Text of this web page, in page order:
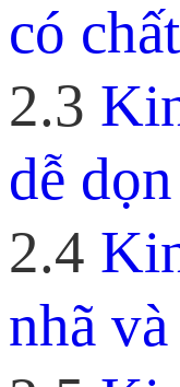
có
2.3
dễ
2.4
nhã